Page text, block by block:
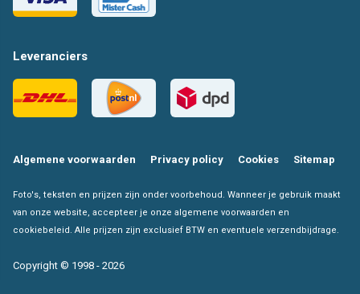
Leveranciers
Algemene voorwaarden Privacy policy Cookies Sitemap
Foto's, teksten en prijzen zijn onder voorbehoud. Wanneer je gebruik maakt
van onze website, accepteer je onze algemene voorwaarden en
cookiebeleid. Alle prijzen zijn exclusief BTW en eventuele verzendbijdrage.
Copyright © 1998 - 2026